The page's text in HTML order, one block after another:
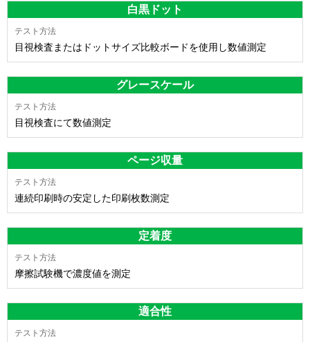
白黒ドット
目視検査またはドットサイズ比較ボードを使用し数値測定
グレースケール
目視検査にて数値測定
ページ収量
連続印刷時の安定した印刷枚数測定
定着度
摩擦試験機で濃度値を測定
適合性